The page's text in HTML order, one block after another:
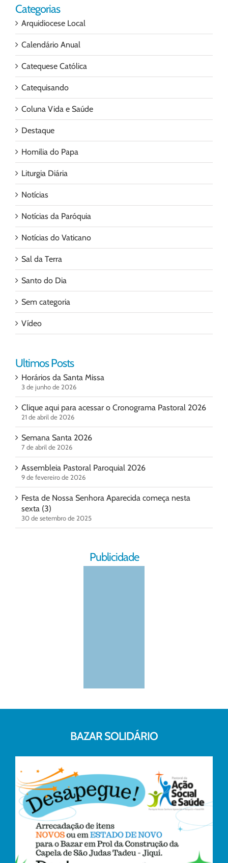
Categorias
Arquidiocese Local
Calendário Anual
Catequese Católica
Catequisando
Coluna Vida e Saúde
Destaque
Homilia do Papa
Liturgia Diária
Notícias
Notícias da Paróquia
Notícias do Vaticano
Sal da Terra
Santo do Dia
Sem categoria
Vídeo
Ultimos Posts
Horários da Santa Missa
3 de junho de 2026
Clique aqui para acessar o Cronograma Pastoral 2026
21 de abril de 2026
Semana Santa 2026
7 de abril de 2026
Assembleia Pastoral Paroquial 2026
9 de fevereiro de 2026
Festa de Nossa Senhora Aparecida começa nesta
sexta (3)
30 de setembro de 2025
Publicidade
BAZAR SOLIDÁRIO